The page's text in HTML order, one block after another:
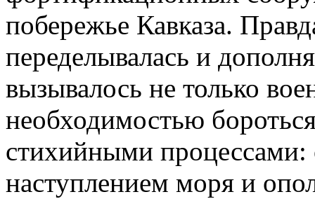
побережье Кавказа.
переделывалась и
вызывалось не только
необходимостью
стихийными процессами:
наступлением моря и